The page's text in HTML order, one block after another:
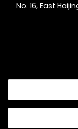
201-32, No. 16,